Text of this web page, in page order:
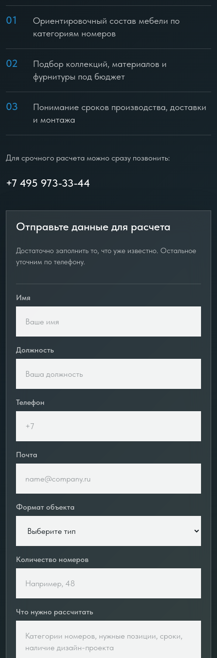
01
Ориентировочный состав мебели по
категориям номеров
02
Подбор коллекций, материалов и
фурнитуры под бюджет
03
Понимание сроков производства, доставки
и монтажа
Для срочного расчета можно сразу позвонить:
+7 495 973-33-44
Отправьте данные для расчета
Достаточно заполнить то, что уже известно. Остальное
уточним по телефону.
Имя
Должность
Телефон
Почта
Формат объекта
Количество номеров
Что нужно рассчитать